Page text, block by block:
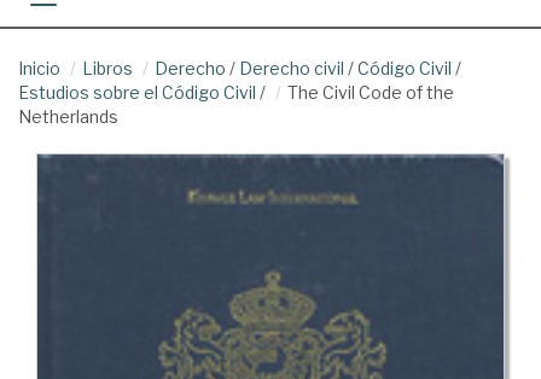
Inicio Libros Derecho / Derecho civil /Código Civil /
Estudios sobre el Código Civil /
The Civil Code of the
Netherlands